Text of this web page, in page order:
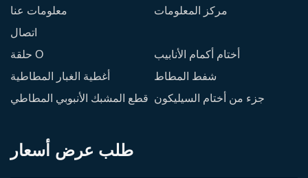
معلومات عنا
مركز المعلومات
اتصال
حلقة O
أختام أكمام الأنابيب
أغطية الغبار المطاطية
شفط المطاط
قطع المشبك الأنبوبي المطاطي جزء من أختام السيليكون
طلب عرض أسعار